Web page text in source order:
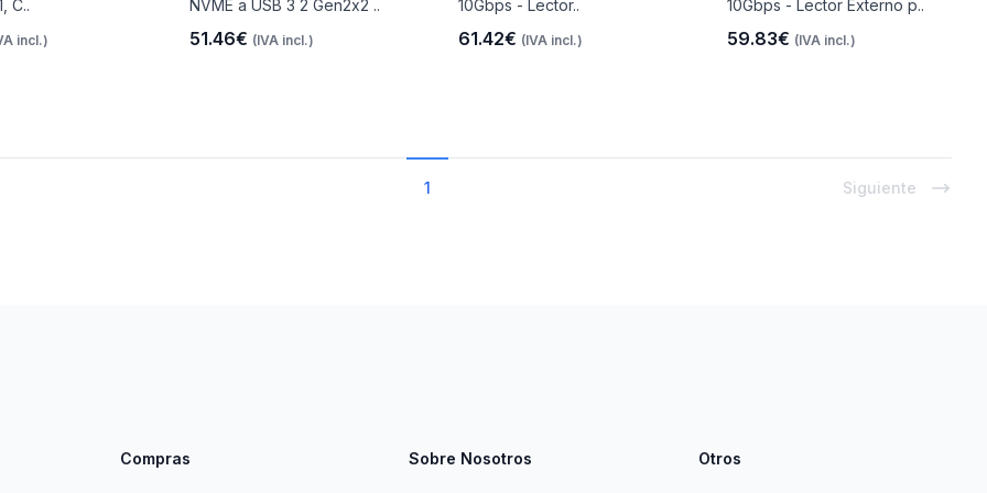
C..
incl.)
NVME a USB 3 2 Gen2x2 ..
51.46€ (IVA incl.)
10Gbps - Lector..
61.42€ (IVA incl.)
10Gbps - Lector Externo p..
59.83€ (IVA incl.)
1 Siguiente
Compras Sobre Nosotros Otros